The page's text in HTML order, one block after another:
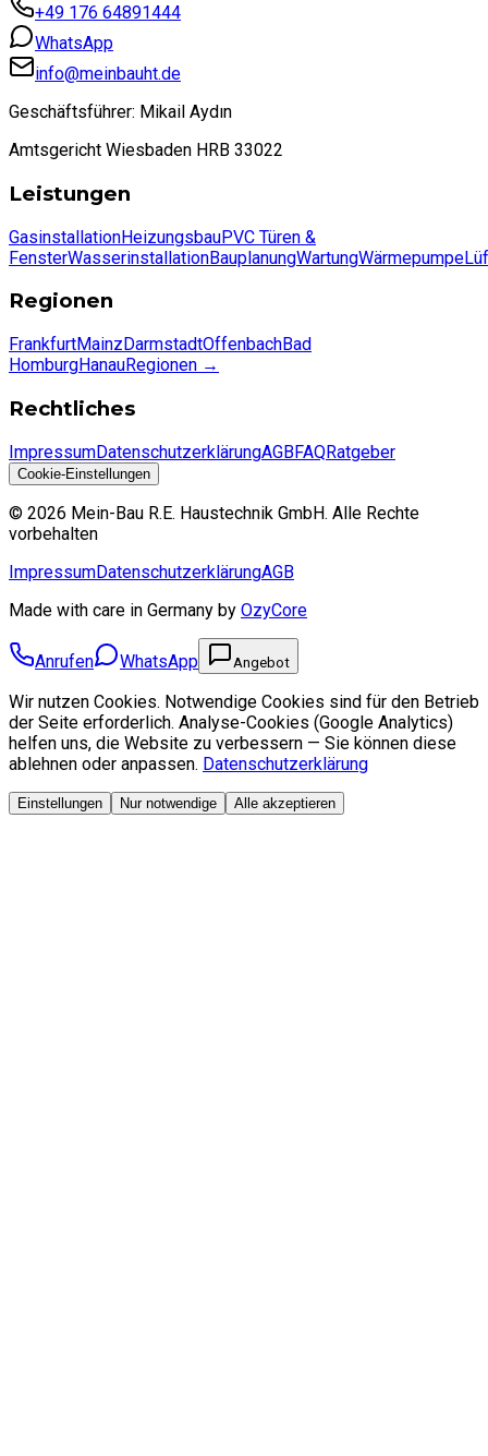
+49 176 64891444
WhatsApp
info@meinbauht.de
Geschäftsführer: Mikail Aydın
Amtsgericht Wiesbaden HRB 33022
Leistungen
GasinstallationHeizungsbauPVC Türen &
FensterWasserinstallationBauplanungWartungWärmepumpe
Regionen
FrankfurtMainzDarmstadtOffenbachBad
HomburgHanauRegionen →
Rechtliches
ImpressumDatenschutzerklärungAGBFAQRatgeber
Cookie-Einstellungen
© 2026 Mein-Bau R.E. Haustechnik GmbH. Alle Rechte
vorbehalten
ImpressumDatenschutzerklärungAGB
Made with care in Germany by OzyCore
Anrufen WhatsApp Angebot
Wir nutzen Cookies. Notwendige Cookies sind für den Betrieb
der Seite erforderlich. Analyse-Cookies (Google Analytics)
helfen uns, die Website zu verbessern — Sie können diese
ablehnen oder anpassen. Datenschutzerklärung
Einstellungen Nur notwendige Alle akzeptieren